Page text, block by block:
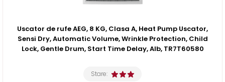
Uscator de rufe AEG, 8 KG, Clasa A, Heat Pump Uscator,
Sensi Dry, Automatic Volume, Wrinkle Protection, Child
Lock, Gentle Drum, Start Time Delay, Alb, TR7T60580
Stare: